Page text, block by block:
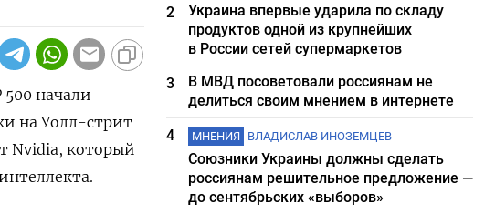
начали
на Уолл-стрит
Nvidia, который
2
Украина впервые ударила по складу
продуктов одной из крупнейших
в России сетей супермаркетов
3
В МВД посоветовали россиянам не
делиться своим мнением в интернете
4
МНЕНИЯ ВЛАДИСЛАВ ИНОЗЕМЦЕВ
Союзники Украины должны сделать
россиянам решительное предложение —
до сентябрьских «выборов»